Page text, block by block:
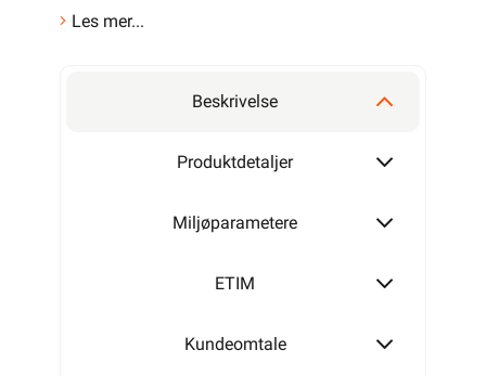
Les mer...
Beskrivelse
Produktdetaljer
Miljøparametere
ETIM
Kundeomtale